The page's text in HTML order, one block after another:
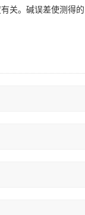
关。碱误差使测得的